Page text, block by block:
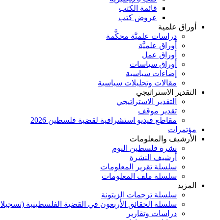
قائمة الكتب
عروض كتب
أوراق علمية
دراسات علميَّة محكَّمة
أوراق علميَّة
أوراق عمل
أوراق سياسات
إضاءات سياسية
مقالات وتحليلات سياسية
التقدير الاستراتيجي
التقدير الاستراتيجي
تقدير موقف
مقاطع فيديو استشرافية لقضية فلسطين 2026
مؤتمرات
الأرشيف والمعلومات
نشرة فلسطين اليوم
أرشيف النشرة
سلسلة تقرير المعلومات
سلسلة ملف المعلومات
المزيد
سلسلة ترجمات الزيتونة
سلسلة الحقائق الأربعون في القضية الفلسطينية
دراسات وتقارير